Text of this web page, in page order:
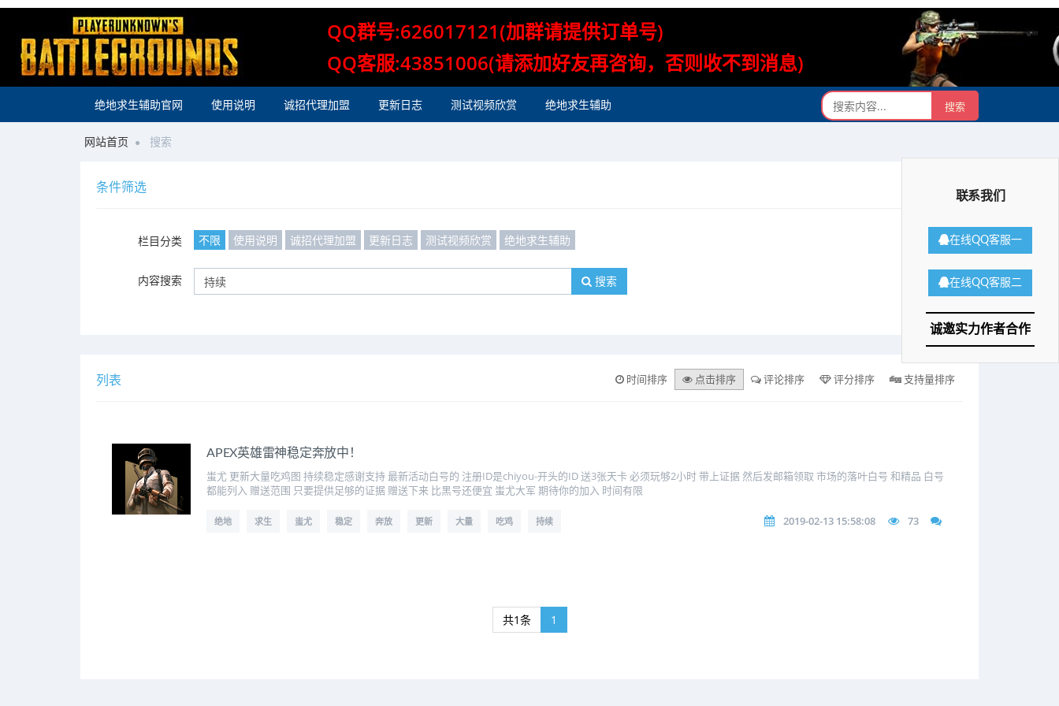
QQ群号:626017121(加群请提供订单号)
QQ客服:43851006(请添加好友再咨询，否则收不到消息)
绝地求生辅助官网 使用说明 诚招代理加盟 更新日志 测试视频欣赏 绝地求生辅助
联系我们
在线QQ客服一
在线QQ客服二
诚邀实力作者合作
网站首页 搜索
条件筛选
栏目分类 不限 使用说明 诚招代理加盟 更新日志 测试视频欣赏 绝地求生辅助
内容搜索 搜索
列表 时间排序 点击排序 评论排序 评分排序 支持量排序
APEX英雄雷神稳定奔放中！
蚩尤 更新大量吃鸡图 持续稳定感谢支持 最新活动白号的 注册ID是chiyou-开头的ID 送3张天卡 必须玩够2小时 带上证据 然后发邮箱领取 市场的落叶白号 和精品 白号
都能列入 赠送范围 只要提供足够的证据 赠送下来 比黑号还便宜 蚩尤大军 期待你的加入 时间有限
绝地 求生 蚩尤 稳定 奔放 更新 大量 吃鸡 持续 2019-02-13 15:58:08 73
共1条 1